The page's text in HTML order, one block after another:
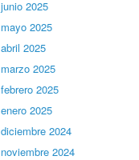
junio 2025
mayo 2025
abril 2025
marzo 2025
febrero 2025
enero 2025
diciembre 2024
noviembre 2024